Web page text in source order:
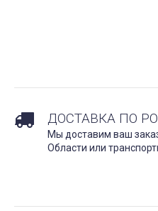
ДОСТАВКА ПО
Мы доставим ваш
Области или